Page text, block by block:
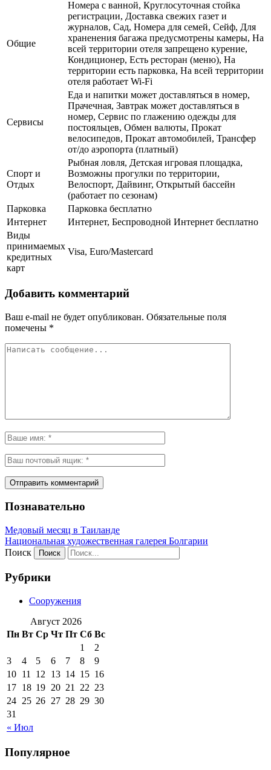
Общие
Номера с ванной, Круглосуточная стойка
регистрации, Доставка свежих газет и
журналов, Сад, Номера для семей, Сейф, Для
храненения багажа предусмотрены камеры, На
всей территории отеля запрещено курение,
Кондиционер, Есть ресторан (меню), На
территории есть парковка, На всей территории
отеля работает Wi-Fi
Сервисы
Еда и напитки может доставляться в номер,
Прачечная, Завтрак может доставляться в
номер, Сервис по глажению одежды для
постояльцев, Обмен валюты, Прокат
велосипедов, Прокат автомобилей, Трансфер
от/до аэропорта (платный)
Спорт и
Отдых
Рыбная ловля, Детская игровая площадка,
Возможны прогулки по территории,
Велоспорт, Дайвинг, Открытый бассейн
(работает по сезонам)
Парковка
Парковка бесплатно
Интернет
Интернет, Беспроводной Интернет бесплатно
Виды
принимаемых
кредитных
карт
Visa, Euro/Mastercard
Добавить комментарий
Ваш e-mail не будет опубликован. Обязательные поля
помечены *
Познавательно
Медовый месяц в Таиланде
Национальная художественная галерея Болгарии
Поиск
Рубрики
Сооружения
Август 2026
Пн Вт Ср Чт Пт Сб Вс
« Июл
1
2
3
4 5 6 7 8
9
10 11 12 13 14 15 16
17 18 19 20 21 22 23
24 25 26 27 28 29 30
31
Популярное